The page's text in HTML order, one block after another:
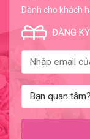
Dành cho khách
ĐĂNG